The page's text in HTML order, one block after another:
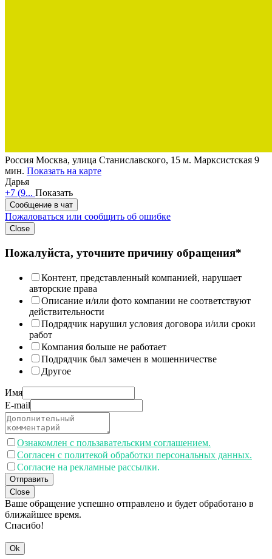
Россия Москва, улица Станиславского, 15 м. Марксистская 9
мин. Показать на карте
Дарья
+7 (9... Показать
Сообщение в чат
Пожаловаться или сообщить об ошибке
Close
Пожалуйста, уточните причину обращения*
Контент, представленный компанией, нарушает
авторские права
Описание и/или фото компании не соответствуют
действительности
Подрядчик нарушил условия договора и/или сроки
работ
Компания больше не работает
Подрядчик был замечен в мошенничестве
Другое
Имя
E-mail
Ознакомлен с пользавательским соглашением.
Согласен с политекой обработки персональных данных.
Согласие на рекламные рассылки.
Отправить
Close
Ваше обращение успешно отправлено и будет обработано в
ближайшее время.
Спасибо!
Ok